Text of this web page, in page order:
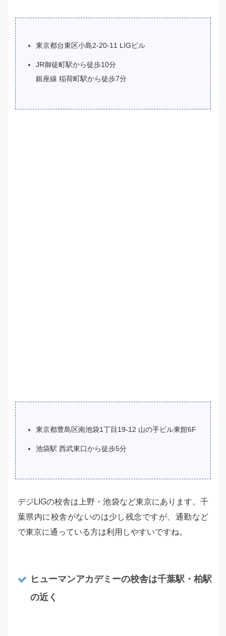
東京都台東区小島2-20-11 LIGビル
JR御徒町駅から徒歩10分
銀座線 稲荷町駅から徒歩7分
東京都豊島区南池袋1丁目19-12 山の手ビル東館6F
池袋駅 西武東口から徒歩5分
デジLIGの校舎は上野・池袋など東京にあります。千
葉県内に校舎がないのは少し残念ですが、通勤など
で東京に通っている方は利用しやすいですね。
ヒューマンアカデミーの校舎は千葉駅・柏駅
の近く